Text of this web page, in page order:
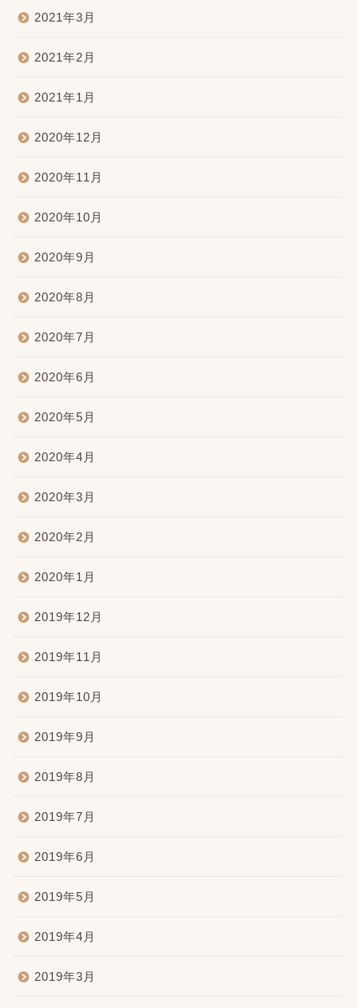
2021年3月
2021年2月
2021年1月
2020年12月
2020年11月
2020年10月
2020年9月
2020年8月
2020年7月
2020年6月
2020年5月
2020年4月
2020年3月
2020年2月
2020年1月
2019年12月
2019年11月
2019年10月
2019年9月
2019年8月
2019年7月
2019年6月
2019年5月
2019年4月
2019年3月